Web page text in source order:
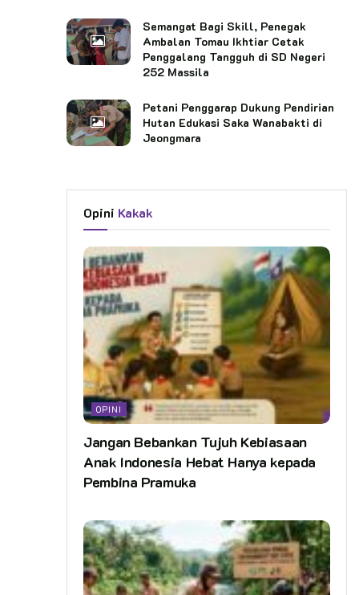
Semangat Bagi Skill, Penegak
Ambalan Tomau Ikhtiar Cetak
Penggalang Tangguh di SD Negeri
252 Massila
Petani Penggarap Dukung Pendirian
Hutan Edukasi Saka Wanabakti di
Jeongmara
Opini Kakak
OPINI
Jangan Bebankan Tujuh Kebiasaan
Anak Indonesia Hebat Hanya kepada
Pembina Pramuka